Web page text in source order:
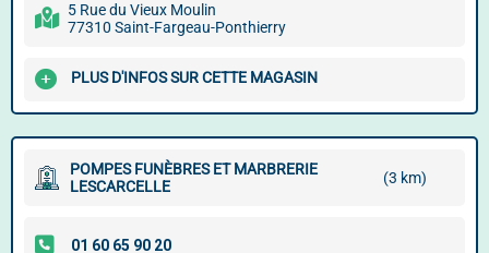
5 Rue du Vieux Moulin
77310 Saint-Fargeau-Ponthierry
PLUS D'INFOS SUR CETTE MAGASIN
POMPES FUNÈBRES ET MARBRERIE
LESCARCELLE
(3 km)